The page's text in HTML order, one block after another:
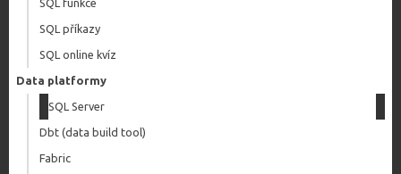
SQL příkazy
SQL online kvíz
Data platformy
SQL Server
Dbt (data build tool)
Fabric